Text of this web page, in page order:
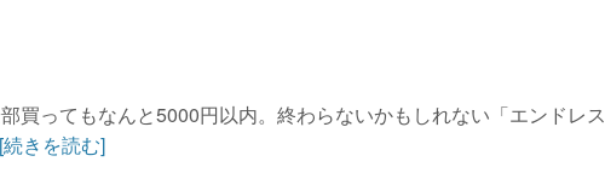
買ってもなんと5000円以内。終わらないかもしれない「エンドレス
[続きを読む]